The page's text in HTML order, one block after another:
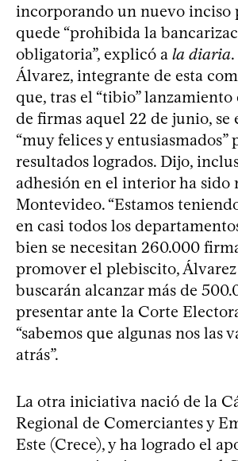
incorporando un nuevo inciso
quede “prohibida la
obligatoria”, explicó a la diaria
Álvarez, integrante de esta
que, tras el “tibio”
de firmas aquel 22 de junio, se
“muy felices y entusiasmados”
resultados logrados. Dijo,
adhesión en el interior ha sido
Montevideo. “Estamos
en casi todos los
bien se necesitan 260.000
promover el plebiscito,
buscarán alcanzar más de
presentar ante la Corte
“sabemos que algunas nos las
atrás”.
La otra iniciativa nació de la
Regional de Comerciantes y
Este (Crece), y ha logrado el